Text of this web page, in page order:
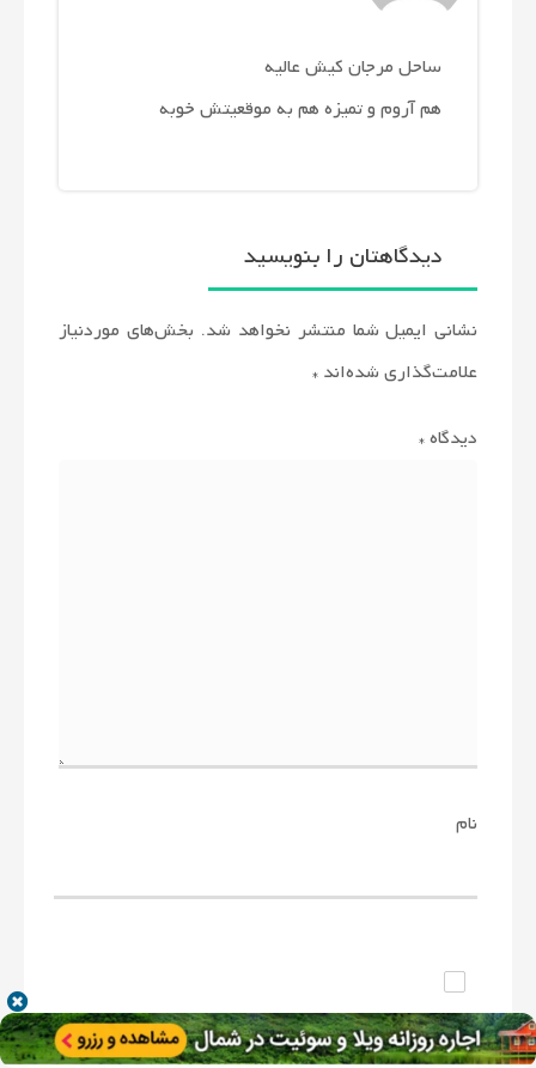
ساحل مرجان کیش عالیه
هم آروم و تمیزه هم به موقعیتش خوبه
دیدگاهتان را بنویسید
نشانی ایمیل شما منتشر نخواهد شد. بخش‌های موردنیاز
علامت‌گذاری شده‌اند *
دیدگاه*
نام
ذخیره نام، ایمیل و وبسایت من در مرورگر برای زمانی که